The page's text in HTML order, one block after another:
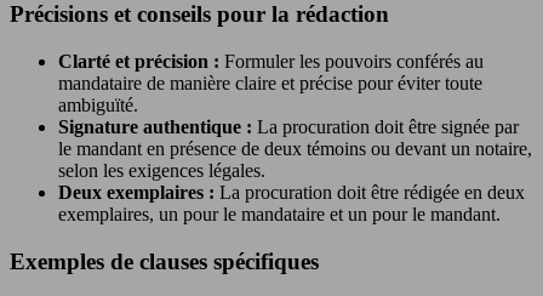
Précisions et conseils pour la rédaction
Clarté et précision : Formuler les pouvoirs conférés au
mandataire de manière claire et précise pour éviter toute
ambiguïté.
Signature authentique : La procuration doit être signée par
le mandant en présence de deux témoins ou devant un notaire,
selon les exigences légales.
Deux exemplaires : La procuration doit être rédigée en deux
exemplaires, un pour le mandataire et un pour le mandant.
Exemples de clauses spécifiques